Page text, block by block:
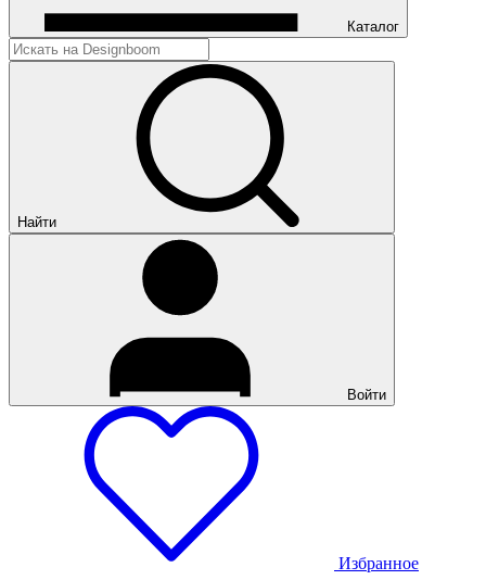
Каталог
Найти
Войти
Избранное